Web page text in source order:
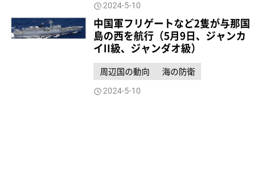
2024-5-10
中国軍フリゲートなど2隻が与那国
島の西を航行（5月9日、ジャンカ
イII級、ジャンダオ級）
周辺国の動向 海の防衛
2024-5-10